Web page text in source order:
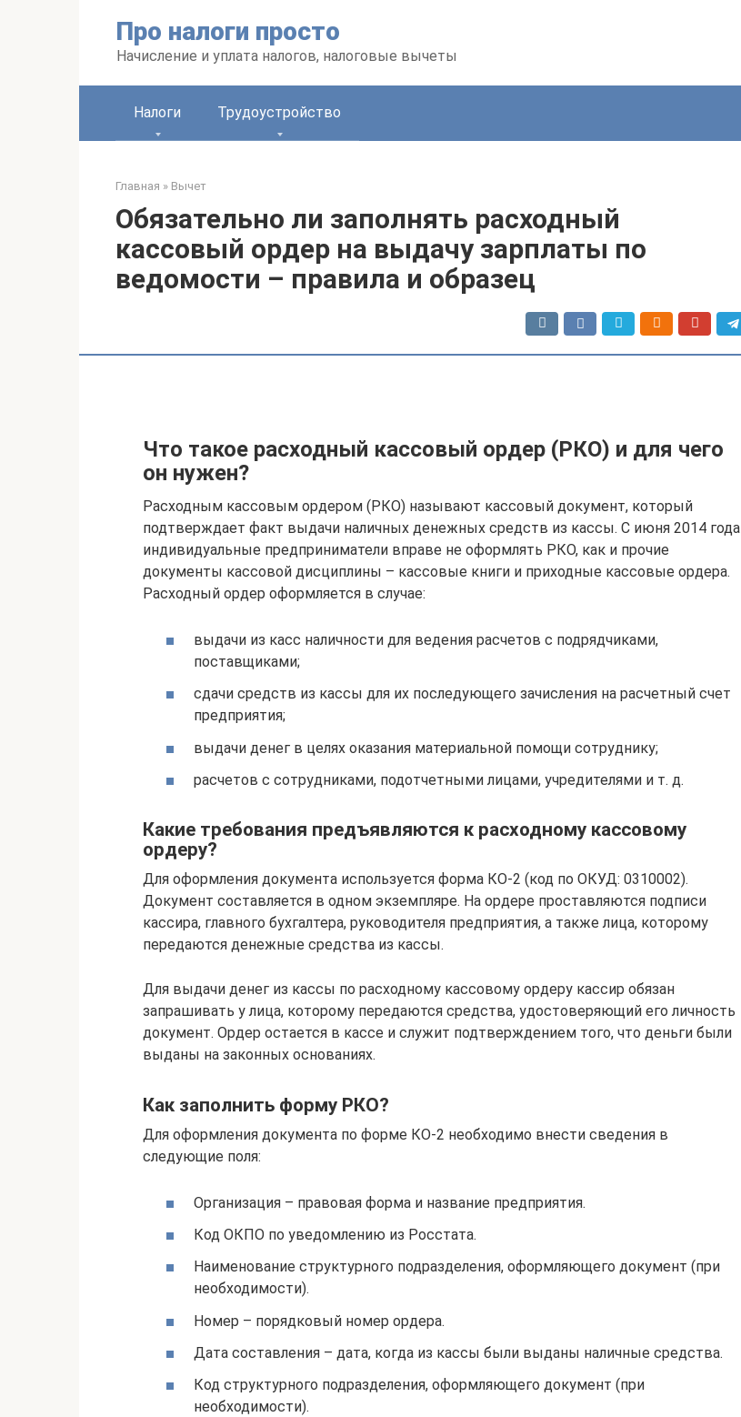
Про налоги просто
Начисление и уплата налогов, налоговые вычеты
Налоги Трудоустройство
Главная » Вычет
Обязательно ли заполнять расходный
кассовый ордер на выдачу зарплаты по
ведомости – правила и образец
Что такое расходный кассовый ордер (РКО) и для чего
он нужен?
Расходным кассовым ордером (РКО) называют кассовый документ, который
подтверждает факт выдачи наличных денежных средств из кассы. С июня 2014 года
индивидуальные предприниматели вправе не оформлять РКО, как и прочие
документы кассовой дисциплины – кассовые книги и приходные кассовые ордера.
Расходный ордер оформляется в случае:
выдачи из касс наличности для ведения расчетов с подрядчиками,
поставщиками;
сдачи средств из кассы для их последующего зачисления на расчетный счет
предприятия;
выдачи денег в целях оказания материальной помощи сотруднику;
расчетов с сотрудниками, подотчетными лицами, учредителями и т. д.
Какие требования предъявляются к расходному кассовому
ордеру?
Для оформления документа используется форма КО-2 (код по ОКУД: 0310002).
Документ составляется в одном экземпляре. На ордере проставляются подписи
кассира, главного бухгалтера, руководителя предприятия, а также лица, которому
передаются денежные средства из кассы.
Для выдачи денег из кассы по расходному кассовому ордеру кассир обязан
запрашивать у лица, которому передаются средства, удостоверяющий его личность
документ. Ордер остается в кассе и служит подтверждением того, что деньги были
выданы на законных основаниях.
Как заполнить форму РКО?
Для оформления документа по форме КО-2 необходимо внести сведения в
следующие поля:
Организация – правовая форма и название предприятия.
Код ОКПО по уведомлению из Росстата.
Наименование структурного подразделения, оформляющего документ (при
необходимости).
Номер – порядковый номер ордера.
Дата составления – дата, когда из кассы были выданы наличные средства.
Код структурного подразделения, оформляющего документ (при
необходимости).